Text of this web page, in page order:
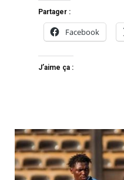
Partager :
Facebook
J’aime ça :